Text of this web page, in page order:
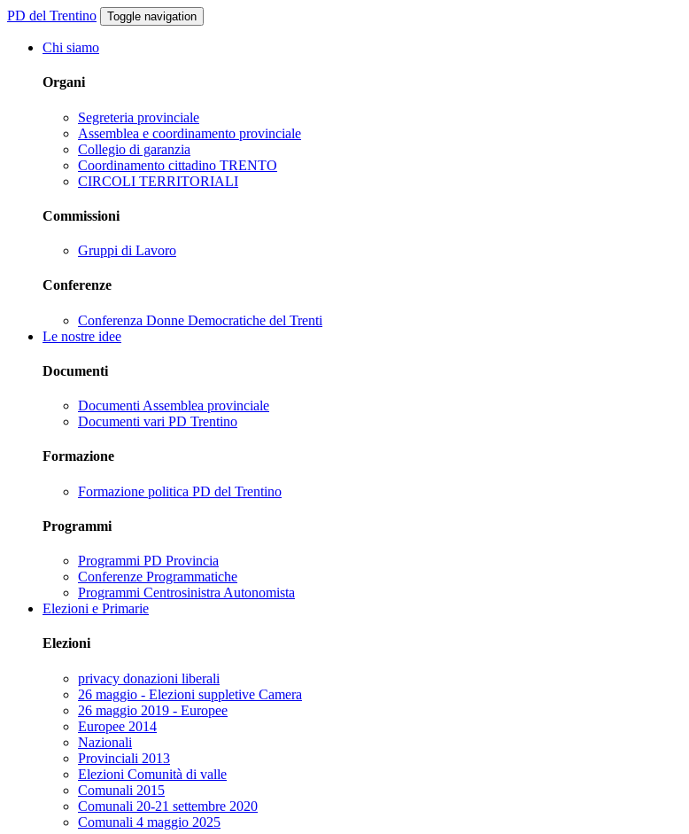
PD del Trentino Toggle navigation
Chi siamo
Organi
Segreteria provinciale
Assemblea e coordinamento provinciale
Collegio di garanzia
Coordinamento cittadino TRENTO
CIRCOLI TERRITORIALI
Commissioni
Gruppi di Lavoro
Conferenze
Conferenza Donne Democratiche del Trenti
Le nostre idee
Documenti
Documenti Assemblea provinciale
Documenti vari PD Trentino
Formazione
Formazione politica PD del Trentino
Programmi
Programmi PD Provincia
Conferenze Programmatiche
Programmi Centrosinistra Autonomista
Elezioni e Primarie
Elezioni
privacy donazioni liberali
26 maggio - Elezioni suppletive Camera
26 maggio 2019 - Europee
Europee 2014
Nazionali
Provinciali 2013
Elezioni Comunità di valle
Comunali 2015
Comunali 20-21 settembre 2020
Comunali 4 maggio 2025